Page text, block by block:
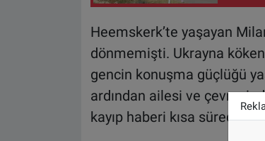
Heemskerk’te yaşayan
dönmemişti. Ukrayna
gencin konuşma güçlüğü
ardından ailesi ve
kayıp haberi kısa sürede